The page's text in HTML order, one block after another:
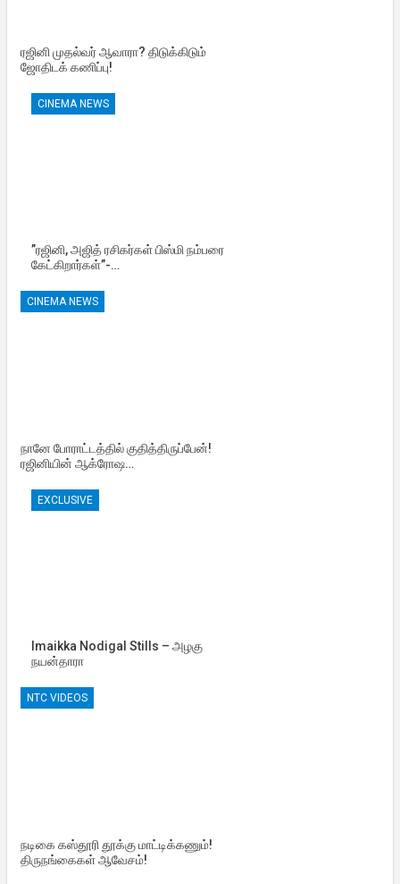
ரஜினி முதல்வர் ஆவாரா? திடுக்கிடும்
ஜோதிடக் கணிப்பு!
CINEMA NEWS
”ரஜினி, அஜித் ரசிகர்கள் பிஸ்மி நம்பரை
கேட்கிறார்கள்”-…
CINEMA NEWS
நானே போராட்டத்தில் குதித்திருப்பேன்!
ரஜினியின் ஆக்ரோஷ…
EXCLUSIVE
Imaikka Nodigal Stills – அழகு
நயன்தாரா
NTC VIDEOS
நடிகை கஸ்தூரி தூக்கு மாட்டிக்கணும்!
திருநங்கைகள் ஆவேசம்!